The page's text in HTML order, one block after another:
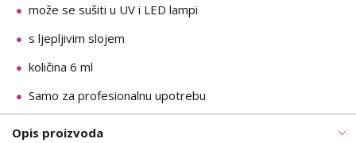
može se sušiti u UV i LED lampi
s ljepljivim slojem
količina 6 ml
Samo za profesionalnu upotrebu
Opis proizvoda